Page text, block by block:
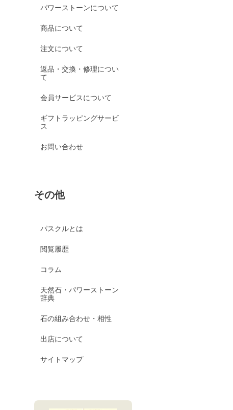
パワーストーンについて
商品について
注文について
返品・交換・修理につい
て
会員サービスについて
ギフトラッピングサービ
ス
お問い合わせ
その他
パスクルとは
閲覧履歴
コラム
天然石・パワーストーン
辞典
石の組み合わせ・相性
出店について
サイトマップ